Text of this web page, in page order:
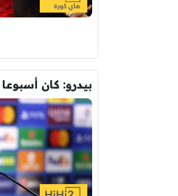
بيدرو: كان